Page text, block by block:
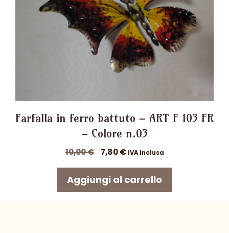
Farfalla in ferro battuto – ART F 103 FR
– Colore n.03
10,00€
Il
originale
era:
7,80€Il
attuale
IVA Inclusa
Aggiungi al carrello